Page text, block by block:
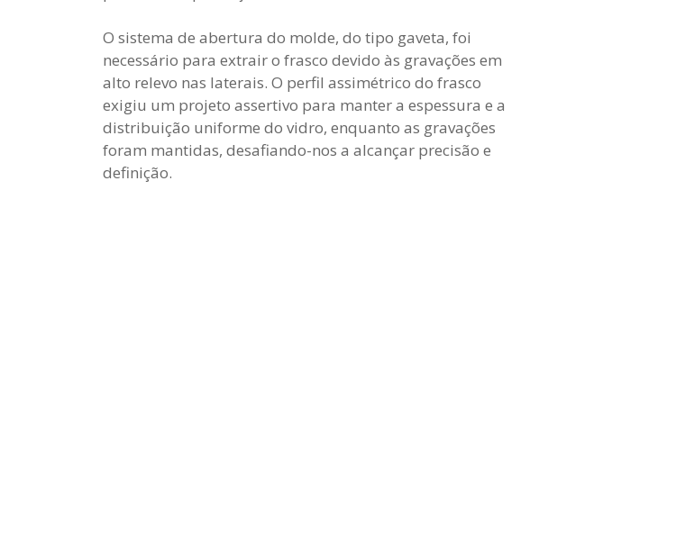
O sistema de abertura do molde, do tipo gaveta, foi
necessário para extrair o frasco devido às gravações em
alto relevo nas laterais. O perfil assimétrico do frasco
exigiu um projeto assertivo para manter a espessura e a
distribuição uniforme do vidro, enquanto as gravações
foram mantidas, desafiando-nos a alcançar precisão e
definição.